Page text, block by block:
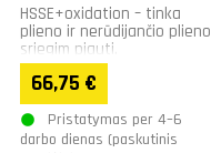
HSSE+oxidation – tinka
plieno ir nerūdijančio plieno
sriegim pjauti.
66,75 €
Pristatymas per 4–6
darbo dienas (paskutinis